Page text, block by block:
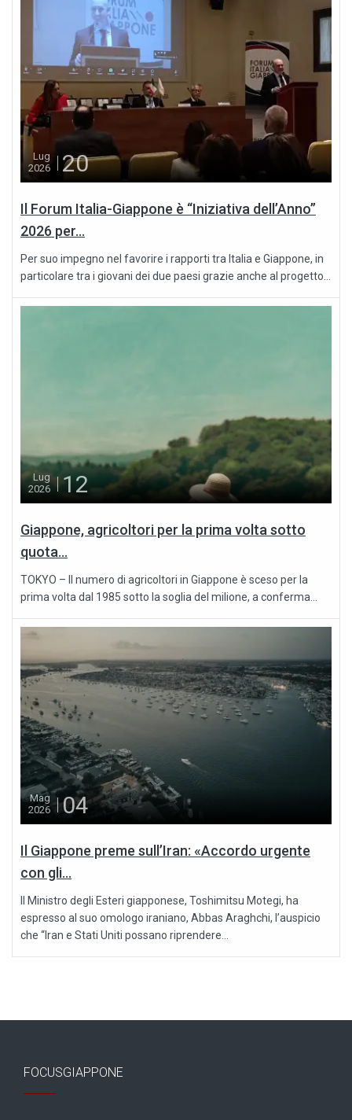
Lug
2026
20
Il Forum Italia-Giappone è “Iniziativa dell’Anno”
2026 per...
Per suo impegno nel favorire i rapporti tra Italia e Giappone, in
particolare tra i giovani dei due paesi grazie anche al progetto...
Lug
2026
12
Giappone, agricoltori per la prima volta sotto
quota...
TOKYO – Il numero di agricoltori in Giappone è sceso per la
prima volta dal 1985 sotto la soglia del milione, a conferma...
Mag
2026
04
Il Giappone preme sull’Iran: «Accordo urgente
con gli...
Il Ministro degli Esteri giapponese, Toshimitsu Motegi, ha
espresso al suo omologo iraniano, Abbas Araghchi, l’auspicio
che “Iran e Stati Uniti possano riprendere...
FOCUSGIAPPONE